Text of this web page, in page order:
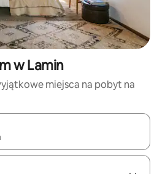
w Lamin
miejsca na pobyt na
możesz poruszać się po nich za